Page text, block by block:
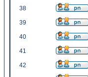
38
39
40
41
42